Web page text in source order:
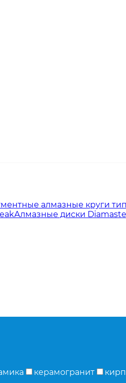
алмазные круги тип
Алмазные диски
керамогранит